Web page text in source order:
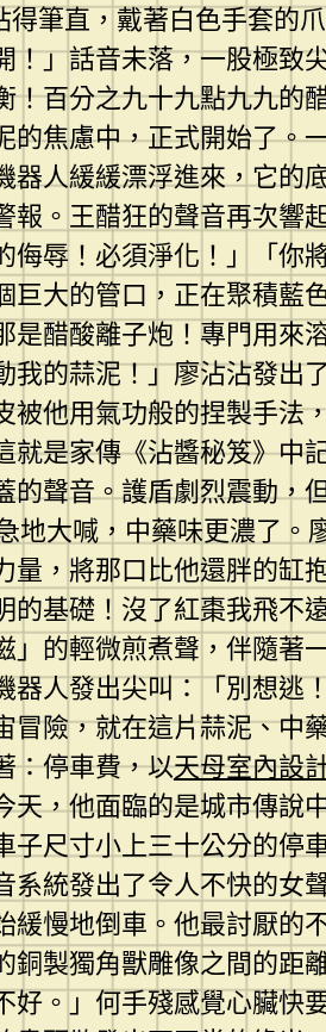
筆直，戴著白色手套的
」話音未落，一股極
百分之九十九點九九的
焦慮中，正式開始了
人緩緩漂浮進來，它
。王醋狂的聲音再次響
侮辱！必須淨化！」「
巨大的管口，正在聚積
醋酸離子炮！專門用來
的蒜泥！」廖沾沾發
他用氣功般的捏製手
是家傳《沾醬秘笈》
聲音。護盾劇烈震動
大喊，中藥味更濃了。
量，將那口比他還胖的缸
基礎！沒了紅棗我飛不
」的輕微煎煮聲，伴隨
人發出尖叫：「別想
險，就在這片蒜泥、
：停車費，以天母室內設
，他面臨的是城市傳說
尺寸小上三十公分的停
統發出了令人不快的
慢地倒車。他最討厭
製獨角獸雕像之間的距
。」何手殘感覺心臟